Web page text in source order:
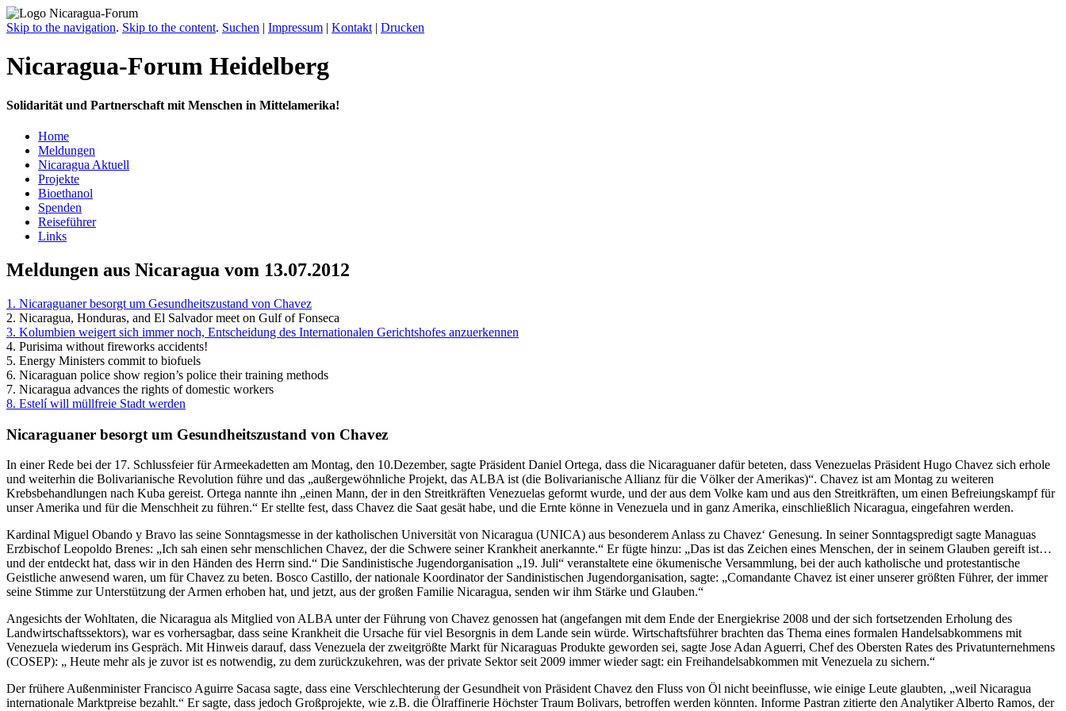
Skip to the navigation. Skip to the content. Suchen | Impressum | Kontakt | Drucken
Nicaragua-Forum Heidelberg
Solidarität und Partnerschaft mit Menschen in Mittelamerika!
Home
Meldungen
Nicaragua Aktuell
Projekte
Bioethanol
Spenden
Reiseführer
Links
Meldungen aus Nicaragua vom 13.07.2012
1. Nicaraguaner besorgt um Gesundheitszustand von Chavez
2. Nicaragua, Honduras, and El Salvador meet on Gulf of Fonseca
3. Kolumbien weigert sich immer noch, Entscheidung des Internationalen Gerichtshofes anzuerkennen
4. Purisima without fireworks accidents!
5. Energy Ministers commit to biofuels
6. Nicaraguan police show region’s police their training methods
7. Nicaragua advances the rights of domestic workers
8. Estelí will müllfreie Stadt werden
Nicaraguaner besorgt um Gesundheitszustand von Chavez
In einer Rede bei der 17. Schlussfeier für Armeekadetten am Montag, den 10.Dezember, sagte Präsident Daniel Ortega, dass die Nicaraguaner dafür beteten, dass Venezuelas Präsident Hugo Chavez sich erhole
und weiterhin die Bolivarianische Revolution führe und das „außergewöhnliche Projekt, das ALBA ist (die Bolivarianische Allianz für die Völker der Amerikas)“. Chavez ist am Montag zu weiteren
Krebsbehandlungen nach Kuba gereist. Ortega nannte ihn „einen Mann, der in den Streitkräften Venezuelas geformt wurde, und der aus dem Volke kam und aus den Streitkräften, um einen Befreiungskampf für
unser Amerika und für die Menschheit zu führen.“ Er stellte fest, dass Chavez die Saat gesät habe, und die Ernte könne in Venezuela und in ganz Amerika, einschließlich Nicaragua, eingefahren werden.
Kardinal Miguel Obando y Bravo las seine Sonntagsmesse in der katholischen Universität von Nicaragua (UNICA) aus besonderem Anlass zu Chavez‘ Genesung. In seiner Sonntagspredigt sagte Managuas
Erzbischof Leopoldo Brenes: „Ich sah einen sehr menschlichen Chavez, der die Schwere seiner Krankheit anerkannte.“ Er fügte hinzu: „Das ist das Zeichen eines Menschen, der in seinem Glauben gereift ist…
und der entdeckt hat, dass wir in den Händen des Herrn sind.“ Die Sandinistische Jugendorganisation „19. Juli“ veranstaltete eine ökumenische Versammlung, bei der auch katholische und protestantische
Geistliche anwesend waren, um für Chavez zu beten. Bosco Castillo, der nationale Koordinator der Sandinistischen Jugendorganisation, sagte: „Comandante Chavez ist einer unserer größten Führer, der immer
seine Stimme zur Unterstützung der Armen erhoben hat, und jetzt, aus der großen Familie Nicaragua, senden wir ihm Stärke und Glauben.“
Angesichts der Wohltaten, die Nicaragua als Mitglied von ALBA unter der Führung von Chavez genossen hat (angefangen mit dem Ende der Energiekrise 2008 und der sich fortsetzenden Erholung des
Landwirtschaftssektors), war es vorhersagbar, dass seine Krankheit die Ursache für viel Besorgnis in dem Lande sein würde. Wirtschaftsführer brachten das Thema eines formalen Handelsabkommens mit
Venezuela wiederum ins Gespräch. Mit Hinweis darauf, dass Venezuela der zweitgrößte Markt für Nicaraguas Produkte geworden sei, sagte Jose Adan Aguerri, Chef des Obersten Rates des Privatunternehmens
(COSEP): „ Heute mehr als je zuvor ist es notwendig, zu dem zurückzukehren, was der private Sektor seit 2009 immer wieder sagt: ein Freihandelsabkommen mit Venezuela zu sichern.“
Der frühere Außenminister Francisco Aguirre Sacasa sagte, dass eine Verschlechterung der Gesundheit von Präsident Chavez den Fluss von Öl nicht beeinflusse, wie einige Leute glaubten, „weil Nicaragua
internationale Marktpreise bezahlt.“ Er sagte, dass jedoch Großprojekte, wie z.B. die Ölraffinerie Höchster Traum Bolivars, betroffen werden könnten. Informe Pastran zitierte den Analytiker Alberto Ramos, der